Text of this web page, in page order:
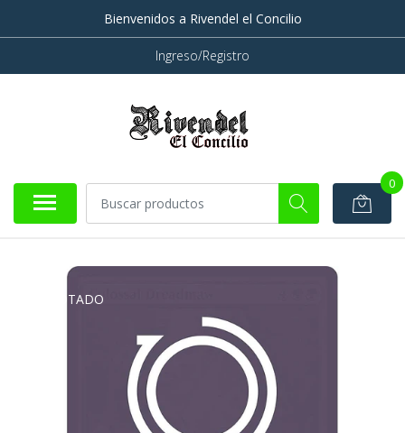
Bienvenidos a Rivendel el Concilio
Ingreso/Registro
0
AGOTADO